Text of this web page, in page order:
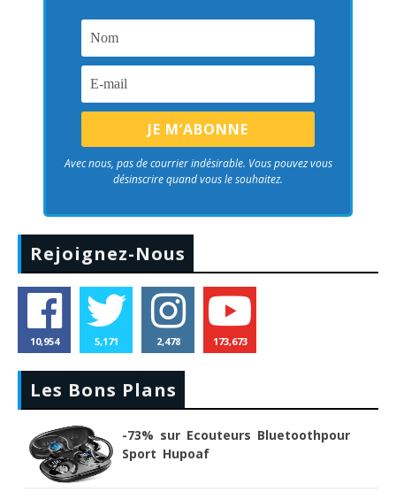
Avec nous, pas de courrier indésirable. Vous pouvez vous
désinscrire quand vous le souhaitez.
Rejoignez-Nous
10,954 5,171 2,478 173,673
Les Bons Plans
-73% sur Ecouteurs Bluetoothpour
Sport Hupoaf